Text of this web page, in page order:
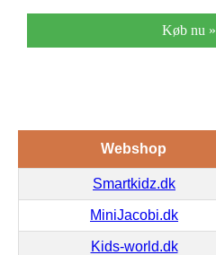
Køb nu »
Webshop
Smartkidz.dk
MiniJacobi.dk
Kids-world.dk